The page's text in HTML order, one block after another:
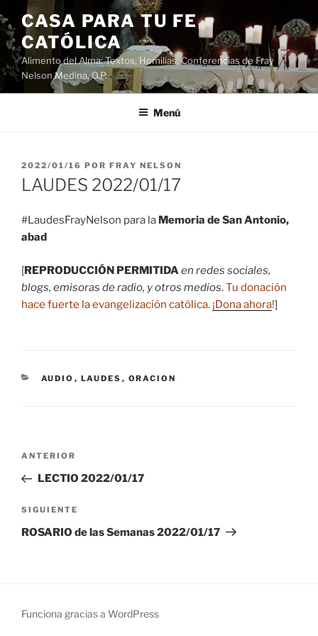
Saltar
al
contenido
CASA PARA TU FE
CATÓLICA
Alimento del Alma: Textos, Homilias, Conferencias de Fray
Nelson Medina, O.P.
Menú
PUBLICADO
EL
2022/01/16 POR FRAY NELSON
LAUDES 2022/01/17
#LaudesFrayNelson para la Memoria de San Antonio,
abad
[REPRODUCCIÓN PERMITIDAen redes sociales,
blogs, emisoras de radio, y otros medios.Tu donación
hace fuerte la evangelización católica. ¡Dona ahora!]
CATEGORÍAS
AUDIO , LAUDES , ORACION
Navegación
entradas
Entrada
anterior:
ANTERIOR
LECTIO 2022/01/17
Siguiente
entrada
SIGUIENTE
ROSARIO de las Semanas 2022/01/17
Funciona gracias a WordPress